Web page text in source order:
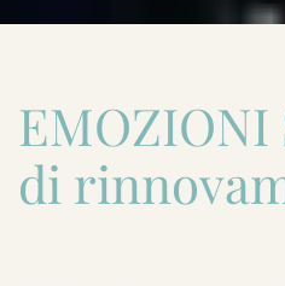
EMOZIONI
di